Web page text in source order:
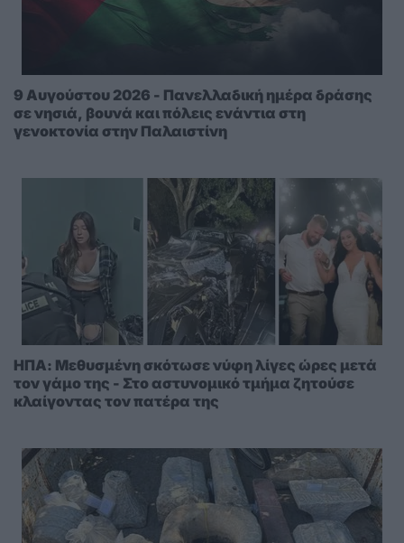
9 Αυγούστου 2026 - Πανελλαδική ημέρα δράσης
σε νησιά, βουνά και πόλεις ενάντια στη
γενοκτονία στην Παλαιστίνη
ΗΠΑ: Μεθυσμένη σκότωσε νύφη λίγες ώρες μετά
τον γάμο της - Στο αστυνομικό τμήμα ζητούσε
κλαίγοντας τον πατέρα της